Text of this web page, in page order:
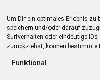
Um Dir ein optimales Erlebnis zu
speichern und/oder darauf
Surfverhalten oder eindeutige
zurückziehst, können bestimmte
Funktional